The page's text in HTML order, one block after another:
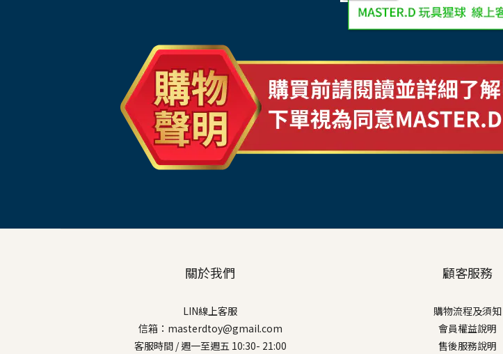
關於我們
LIN線上客服
信箱：masterdtoy@gmail.com
客服時間 / 週一至週五 10:30- 21:00
顧客服務
購物流程及須知
會員權益說明
售後服務說明